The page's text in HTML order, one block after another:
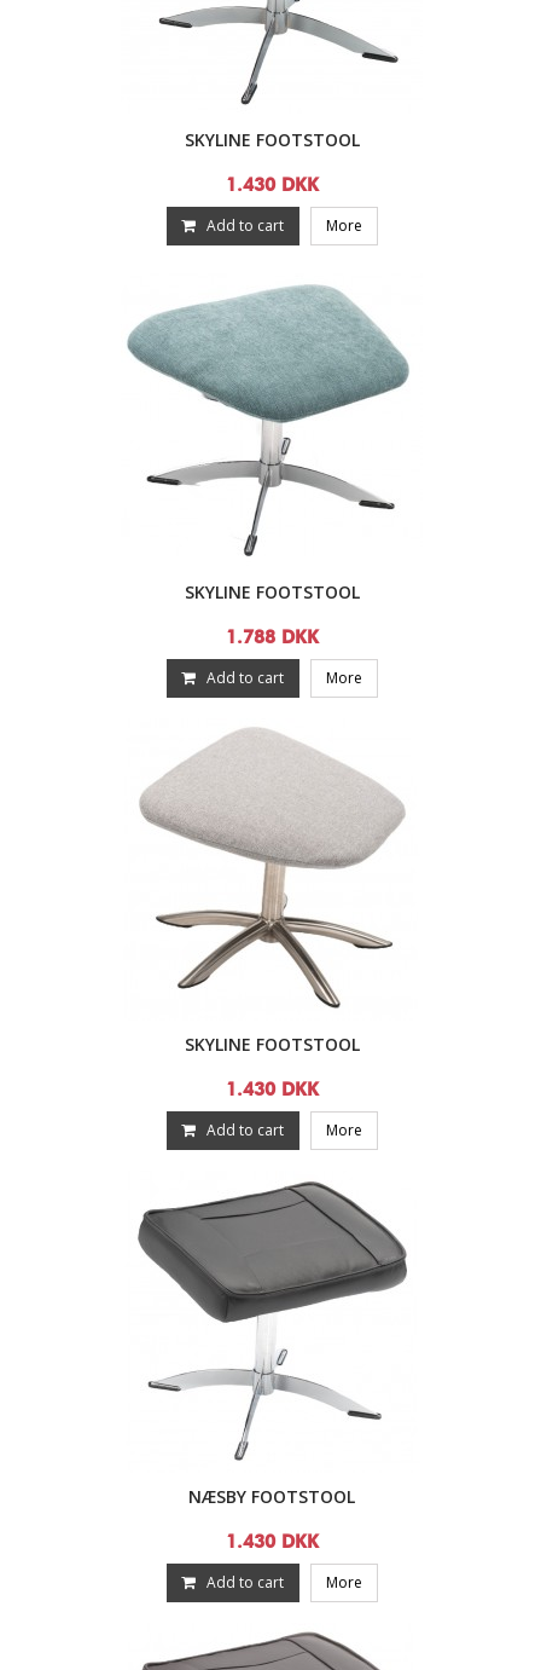
SKYLINE FOOTSTOOL
1.430 DKK
Add to cart More
SKYLINE FOOTSTOOL
1.788 DKK
Add to cart More
SKYLINE FOOTSTOOL
1.430 DKK
Add to cart More
NÆSBY FOOTSTOOL
1.430 DKK
Add to cart More